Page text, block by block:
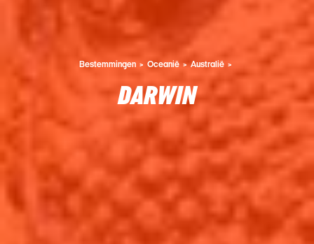
Bestemmingen Oceanië Australië
DARWIN